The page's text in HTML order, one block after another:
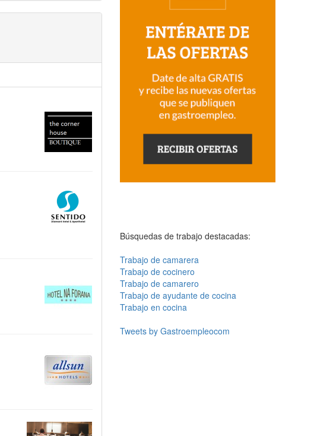
Búsquedas de trabajo destacadas:
Trabajo de camarera
Trabajo de cocinero
Trabajo de camarero
Trabajo de ayudante de cocina
Trabajo en cocina
Tweets by Gastroempleocom